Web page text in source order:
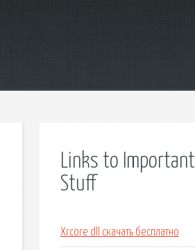
Links to Important
Stuff
Xrcore dll скачать бесплатно